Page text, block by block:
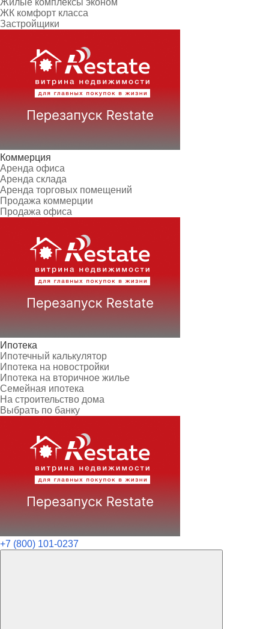
Жилые комплексы эконом
ЖК комфорт класса
Застройщики
Коммерция
Аренда офиса
Аренда склада
Аренда торговых помещений
Продажа коммерции
Продажа офиса
Ипотека
Ипотечный калькулятор
Ипотека на новостройки
Ипотека на вторичное жилье
Семейная ипотека
На строительство дома
Выбрать по банку
+7 (800) 101-0237